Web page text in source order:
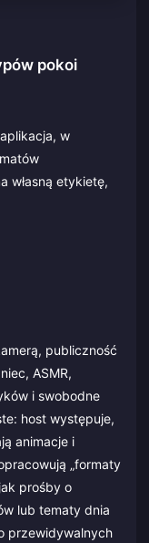
pokoi
w
własną etykietę,
publiczność
ASMR,
i swobodne
host występuje,
animacje i
„formaty
prośby o
lub tematy dnia
przewidywalnych